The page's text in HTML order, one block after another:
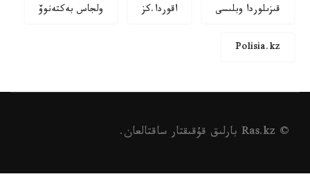
قىزىلوردا وبلىسى اقوردا.كز ولجاس بەكتەنوۆ
Polisia.kz
© Ras.kz بارلىق قۇقىقتار ساقتالعان.